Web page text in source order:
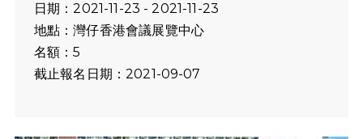
日期：2021-11-23 - 2021-11-23
地點：灣仔香港會議展覽中心
名額：5
截止報名日期：2021-09-07